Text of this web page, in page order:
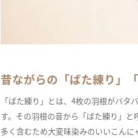
昔ながらの「ばた練り」「
「ばた練り」とは、4枚の羽根がバ
す。その羽根の音から「ばた練り」
多く含むため大変味染みのいいこん